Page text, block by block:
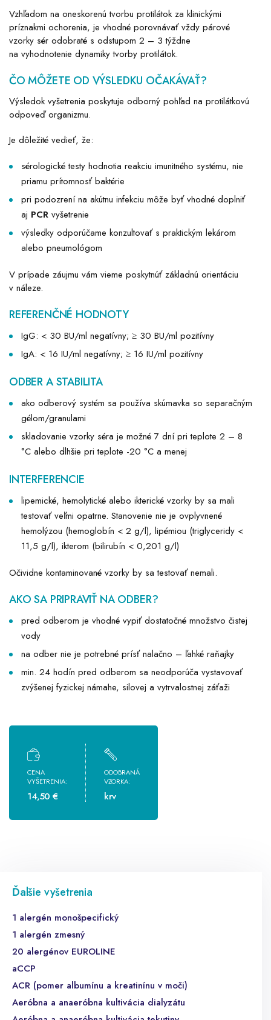
Vzhľadom na oneskorenú tvorbu protilátok za klinickými
príznakmi ochorenia, je vhodné porovnávať vždy párové
vzorky sér odobraté s odstupom 2 – 3 týždne
na vyhodnotenie dynamiky tvorby protilátok.
ČO MÔŽETE OD VÝSLEDKU OČAKÁVAŤ?
Výsledok vyšetrenia poskytuje odborný pohľad na protilátkovú
odpoveď organizmu.
Je dôležité vedieť, že:
sérologické testy hodnotia reakciu imunitného systému, nie
priamu prítomnosť baktérie
pri podozrení na akútnu infekciu môže byť vhodné doplniť
aj PCR vyšetrenie
výsledky odporúčame konzultovať s praktickým lekárom
alebo pneumológom
V prípade záujmu vám vieme poskytnúť základnú orientáciu
v náleze.
REFERENČNÉ HODNOTY
IgG: < 30 BU/ml negatívny; ≥ 30 BU/ml pozitívny
IgA: < 16 IU/ml negatívny; ≥ 16 IU/ml pozitívny
ODBER A STABILITA
ako odberový systém sa používa skúmavka so separačným
gélom/granulami
skladovanie vzorky séra je možné 7 dní pri teplote 2 – 8
°C alebo dlhšie pri teplote -20 °C a menej
INTERFERENCIE
lipemické, hemolytické alebo ikterické vzorky by sa mali
testovať veľmi opatrne. Stanovenie nie je ovplyvnené
hemolýzou (hemoglobín < 2 g/l), lipémiou (triglyceridy <
11,5 g/l), ikterom (bilirubín < 0,201 g/l)
Očividne kontaminované vzorky by sa testovať nemali.
AKO SA PRIPRAVIŤ NA ODBER?
pred odberom je vhodné vypiť dostatočné množstvo čistej
vody
na odber nie je potrebné prísť nalačno – ľahké raňajky
min. 24 hodín pred odberom sa neodporúča vystavovať
zvýšenej fyzickej námahe, silovej a vytrvalostnej záťaži
CENA
VYŠETRENIA:
14,50 €
ODOBRANÁ
VZORKA:
krv
Ďalšie vyšetrenia
1 alergén monošpecifický
1 alergén zmesný
20 alergénov EUROLINE
aCCP
ACR (pomer albumínu a kreatinínu v moči)
Aeróbna a anaeróbna kultivácia dialyzátu